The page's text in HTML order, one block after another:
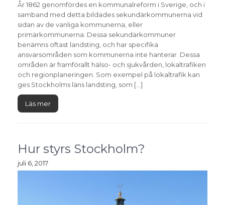
År 1862 genomfördes en kommunalreform i Sverige, och i
samband med detta bildades sekundärkommunerna vid
sidan av de vanliga kommunerna, eller
primärkommunerna. Dessa sekundärkommuner
benämns oftast landsting, och har specifika
ansvarsområden som kommunerna inte hanterar. Dessa
områden är framförallt hälso- och sjukvården, lokaltrafiken
och regionplaneringen. Som exempel på lokaltrafik kan
ges Stockholms läns landsting, som […]
Läs mer
Hur styrs Stockholm?
juli 6, 2017